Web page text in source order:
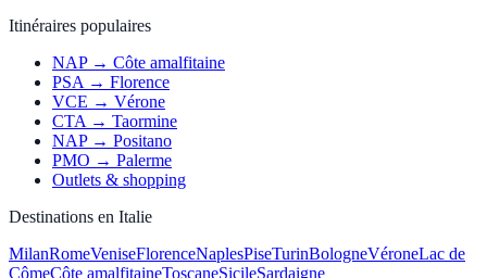
Itinéraires populaires
NAP → Côte amalfitaine
PSA → Florence
VCE → Vérone
CTA → Taormine
NAP → Positano
PMO → Palerme
Outlets & shopping
Destinations en Italie
MilanRomeVeniseFlorenceNaplesPiseTurinBologneVéroneLac de
CômeCôte amalfitaineToscaneSicileSardaigne